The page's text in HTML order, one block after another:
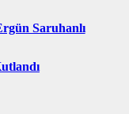
Saruhanlı